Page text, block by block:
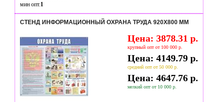
мин опт.1
СТЕНД ИНФОРМАЦИОННЫЙ ОХРАНА ТРУДА 920Х800 ММ
Цена: 3878.31 р.
крупный опт от 100 000 р.
Цена: 4149.79 р.
средний опт от 50 000 р.
Цена: 4647.76 р.
мелкий опт от 10 000 р.